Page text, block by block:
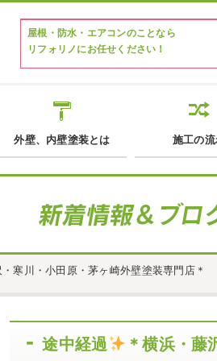
屋根・防水・エアコンのことなら
リフォリノにお任せください！
外壁、内壁塗装とは 施工の
・寒川・小田原・茅ヶ崎外壁塗装専門店＊
途中経過 ＊横浜・藤